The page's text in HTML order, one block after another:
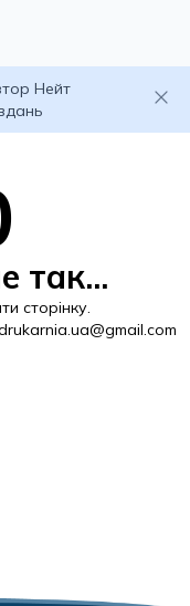
Нейт
так...
сторінку.